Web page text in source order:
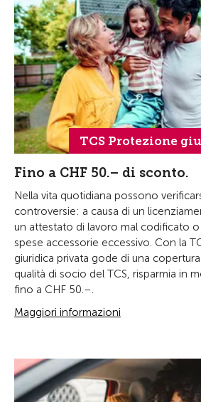
TCS Protezione
Fino a CHF 50.– di sconto.
Nella vita quotidiana possono
controversie: a causa di un
un attestato di lavoro mal codificato
spese accessorie eccessivo. Con la
giuridica privata gode di una
qualità di socio del TCS, risparmia in
fino a CHF 50.–.
Maggiori informazioni